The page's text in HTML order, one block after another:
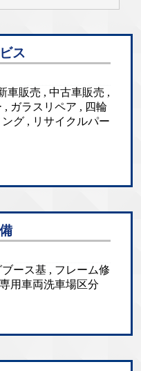
ス
車販売 , 中古車販売 ,
, ガラスリペア , 四輪
グ , リサイクルパー
ース基 , フレーム修
用車両洗車場区分